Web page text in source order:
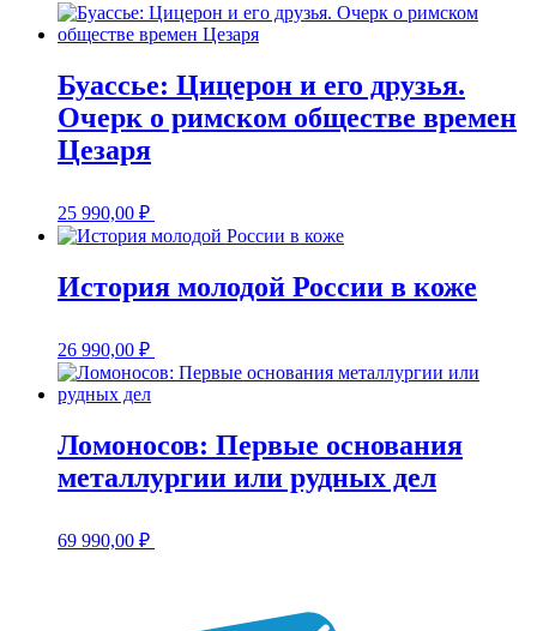
Буассье: Цицерон и его друзья.
Очерк о римском обществе времен
Цезаря
25 990,00 ₽
История молодой России в коже
26 990,00 ₽
Ломоносов: Первые основания
металлургии или рудных дел
69 990,00 ₽